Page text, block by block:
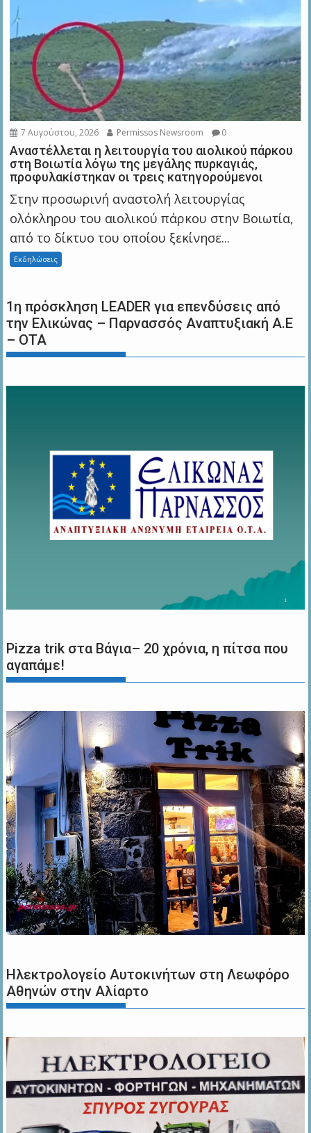
7 Αυγούστου, 2026 Permissos Newsroom 0
Αναστέλλεται η λειτουργία του αιολικού πάρκου
στη Βοιωτία λόγω της μεγάλης πυρκαγιάς,
προφυλακίστηκαν οι τρεις κατηγορούμενοι
Στην προσωρινή αναστολή λειτουργίας
ολόκληρου του αιολικού πάρκου στην Βοιωτία,
από το δίκτυο του οποίου ξεκίνησε...
Εκδηλώσεις
1η πρόσκληση LEADER για επενδύσεις από
την Ελικώνας – Παρνασσός Αναπτυξιακή Α.Ε
– ΟΤΑ
Pizza trik στα Βάγια– 20 χρόνια, η πίτσα που
αγαπάμε!
Ηλεκτρολογείο Αυτοκινήτων στη Λεωφόρο
Αθηνών στην Αλίαρτο